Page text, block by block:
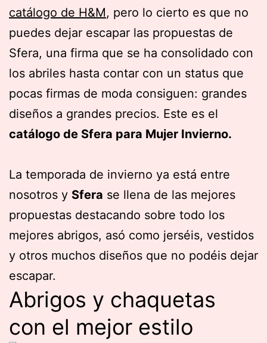
catálogo de H&M, pero lo cierto es que no
puedes dejar escapar las propuestas de
Sfera, una firma que se ha consolidado con
los abriles hasta contar con un status que
pocas firmas de moda consiguen: grandes
diseños a grandes precios. Este es el
catálogo de Sfera para Mujer Invierno.
La temporada de invierno ya está entre
nosotros y Sfera se llena de las mejores
propuestas destacando sobre todo los
mejores abrigos, asó como jerséis, vestidos
y otros muchos diseños que no podéis dejar
escapar.
Abrigos y chaquetas
con el mejor estilo